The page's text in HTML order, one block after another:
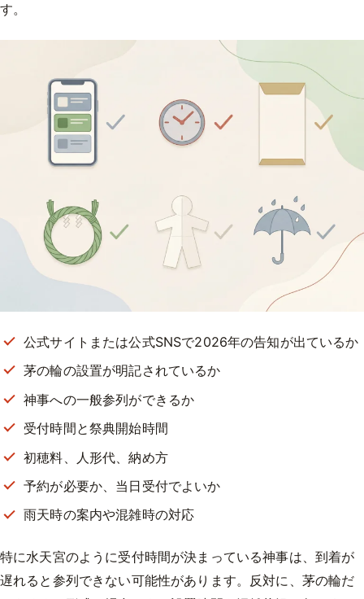
す。
公式サイトまたは公式SNSで2026年の告知が出ているか
茅の輪の設置が明記されているか
神事への一般参列ができるか
受付時間と祭典開始時間
初穂料、人形代、納め方
予約が必要か、当日受付でよいか
雨天時の案内や混雑時の対応
特に水天宮のように受付時間が決まっている神事は、到着が
遅れると参列できない可能性があります。反対に、茅の輪だ